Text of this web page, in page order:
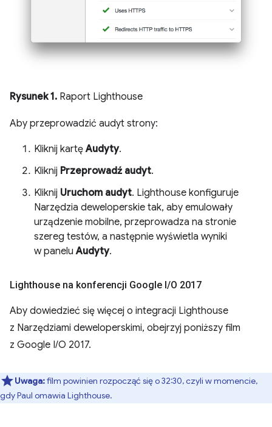
Rysunek 1. Raport Lighthouse
Aby przeprowadzić audyt strony:
Kliknij kartęAudyty.
Kliknij Przeprowadź audyt.
Kliknij Uruchom audyt. Lighthouse konfiguruje
Narzędzia deweloperskie tak, aby emulowały
urządzenie mobilne, przeprowadza na stronie
szereg testów, a następnie wyświetla wyniki
w paneluAudyty.
Lighthouse na konferencji Google I/O 2017
Aby dowiedzieć się więcej o integracji Lighthouse
z Narzędziami deweloperskimi, obejrzyj poniższy film
z Google I/O 2017.
Uwaga:film powinien rozpocząć się o 32:30, czyli w momencie,
gdy Paul omawia Lighthouse.